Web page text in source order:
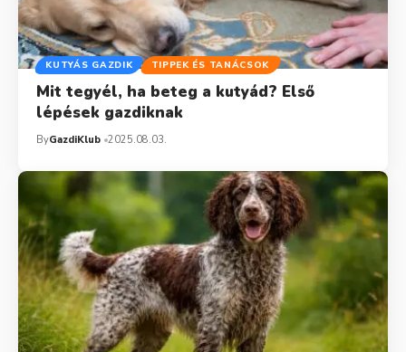
KUTYÁS GAZDIK TIPPEK ÉS TANÁCSOK
Mit tegyél, ha beteg a kutyád? Első
lépések gazdiknak
ByGazdiKlub 2025.08.03.